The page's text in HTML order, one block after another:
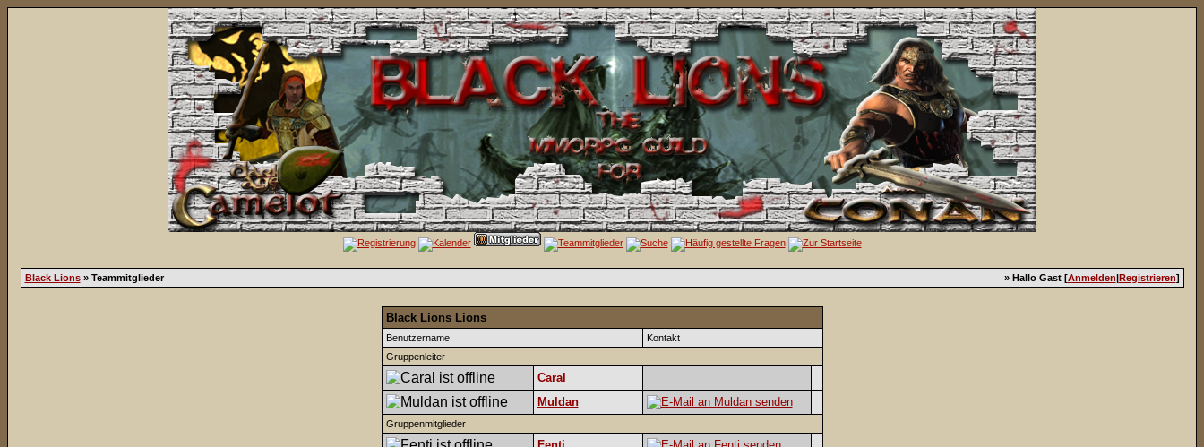
Black Lions» Teammitglieder » Hallo Gast [Anmelden|Registrieren]
Black Lions Lions
Benutzername
Kontakt
Gruppenleiter
Caral
Muldan
Gruppenmitglieder